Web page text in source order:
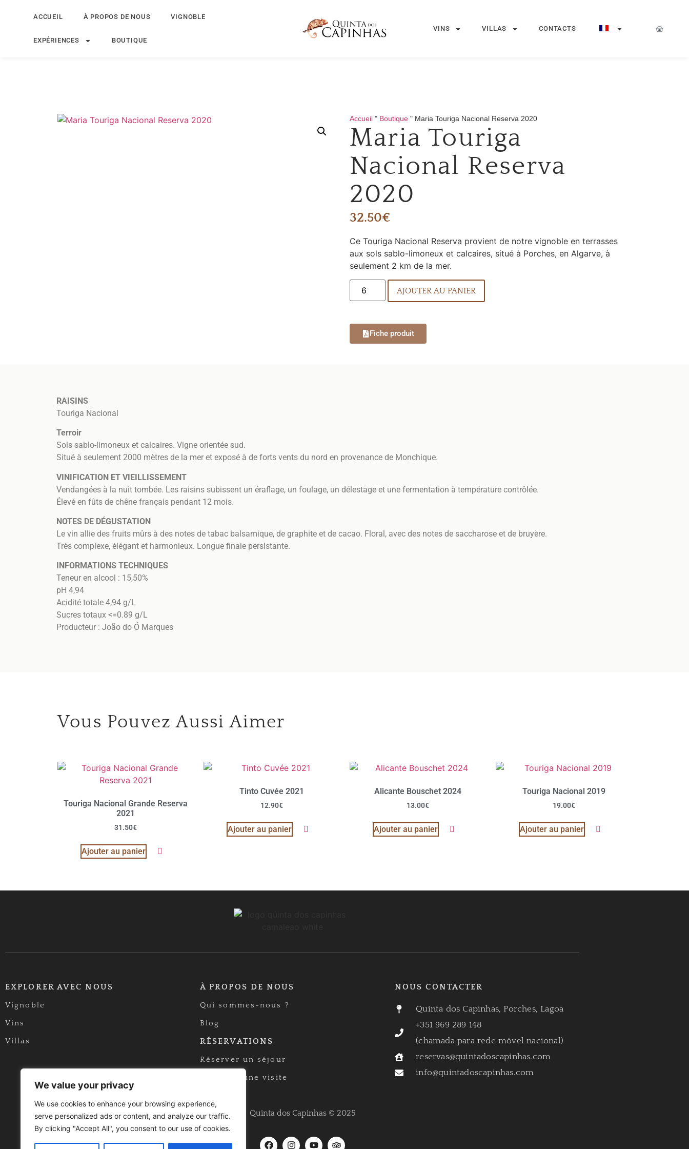
We value your privacy
We use cookies to enhance your browsing experience,
serve personalized ads or content, and analyze our traffic.
By clicking "Accept All", you consent to our use of cookies.
ACCUEIL À PROPOS DE NOUS VIGNOBLE
EXPÉRIENCES BOUTIQUE
VINS VILLAS CONTACTS
Accueil " Boutique " Maria Touriga Nacional Reserva 2020
Maria Touriga
Nacional Reserva
2020
32.50€
Ce Touriga Nacional Reserva provient de notre vignoble en terrasses
aux sols sablo-limoneux et calcaires, situé à Porches, en Algarve, à
seulement 2 km de la mer.
AJOUTER AU PANIER
Fiche produit
RAISINS
Touriga Nacional
Terroir
Sols sablo-limoneux et calcaires. Vigne orientée sud.
Situé à seulement 2000 mètres de la mer et exposé à de forts vents du nord en provenance de Monchique.
VINIFICATION ET VIEILLISSEMENT
Vendangées à la nuit tombée. Les raisins subissent un éraflage, un foulage, un délestage et une fermentation à température contrôlée.
Élevé en fûts de chêne français pendant 12 mois.
NOTES DE DÉGUSTATION
Le vin allie des fruits mûrs à des notes de tabac balsamique, de graphite et de cacao. Floral, avec des notes de saccharose et de bruyère.
Très complexe, élégant et harmonieux. Longue finale persistante.
INFORMATIONS TECHNIQUES
Teneur en alcool : 15,50%
pH 4,94
Acidité totale 4,94 g/L
Sucres totaux <=0.89 g/L
Producteur : João do Ó Marques
Vous Pouvez Aussi Aimer
Touriga Nacional Grande Reserva
2021
31.50€
Ajouter au panier
Tinto Cuvée 2021
12.90€
Ajouter au panier
Alicante Bouschet 2024
13.00€
Ajouter au panier
Touriga Nacional 2019
19.00€
Ajouter au panier
EXPLORER AVEC NOUS
Vignoble
Vins
Villas
À PROPOS DE NOUS
Qui sommes-nous ?
Blog
RÉSERVATIONS
Réserver un séjour
Réserver une visite
NOUS CONTACTER
Quinta dos Capinhas, Porches, Lagoa
+351 969 289 148
(chamada para rede móvel nacional)
reservas@quintadoscapinhas.com
info@quintadoscapinhas.com
Quinta dos Capinhas © 2025